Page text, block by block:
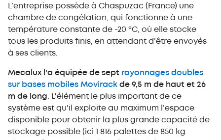
L’entreprise possède à Chaspuzac (France) une
chambre de congélation, qui fonctionne à une
température constante de -20 ºC, où elle stocke
tous les produits finis, en attendant d’être envoyés
à ses clients.
Mecalux l'a équipée de sept rayonnages doubles
sur bases mobiles Movirack de 9,5 m de haut et 26
m de long . L'élément le plus important de ce
système est qu'il exploite au maximum l’espace
disponible pour obtenir la plus grande capacité de
stockage possible (ici 1 816 palettes de 850 kg